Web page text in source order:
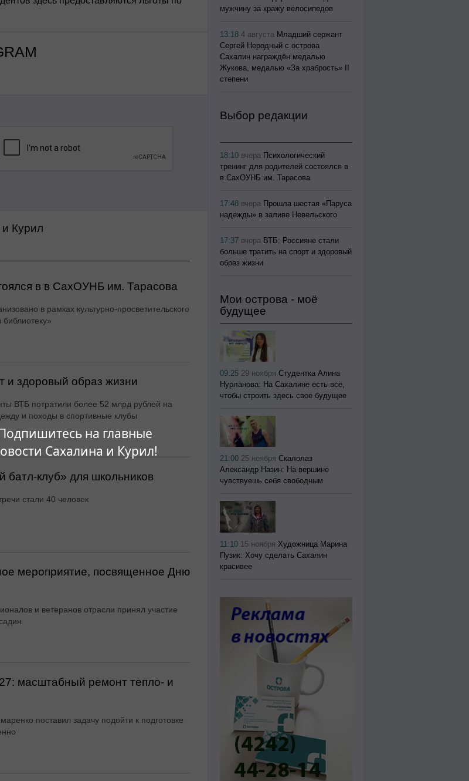
на главные
Сахалина и Курил!
и Курил
в в СахОУНБ им. Тарасова
в рамках культурно-просветительского
и здоровый образ жизни
ВТБ потратили более 52 млрд рублей на
и походы в спортивные клубы
клуб» для школьников
стали 40 человек
мероприятие, посвященное Дню
и ветеранов отрасли принял участие
масштабный ремонт тепло- и
поставил задачу подойти к подготовке
мужчину за кражу велосипедов
13:184 августа Младший сержант
Сергей Неродный с острова
Сахалин награждён медалью
Жукова, медалью «За храбрость» II
степени
Выбор редакции
18:10 вчера Психологический
тренинг для родителей состоялся в
в СахОУНБ им. Тарасова
17:48 вчера Прошла шестая «Паруса
надежды» в заливе Невельского
17:37 вчера ВТБ: Россияне стали
больше тратить на спорт и здоровый
образ жизни
Мои острова - моё
будущее
09:25 29 ноября Студентка Алина
Нурланова: На Сахалине есть все,
чтобы строить здесь свое будущее
21:00 25 ноября Скалолаз
Александр Назин: На вершине
чувствуешь себя свободным
11:10 15 ноября Художница Марина
Пузик: Хочу сделать Сахалин
красивее